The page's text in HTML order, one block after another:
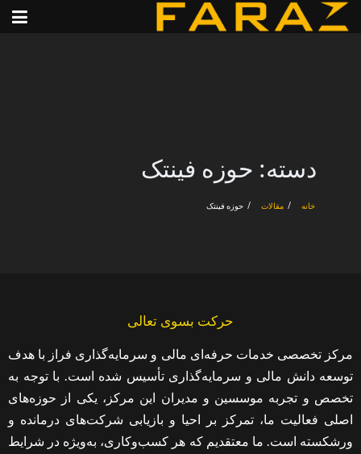
دسته: حوزه فینتک
خانه مقالات حوزه فینتک
حرکت بسوی تعالی
مرکز تخصصی خدمات حرفه‌ای مالی و سرمایه‌گذاری فراز با هدف
توسعه دانش مالی و سرمایه‌گذاری تأسیس شده است. با توجه به
تخصص و تجربه موسسین و مدیران این مرکز، یکی از حوزه‌های
اصلی فعالیت ما، تمرکز بر احیا و بازیابی شرکت‌های درمانده و
ورشکسته است. ما معتقدیم که هر کسب‌وکاری، به‌ویژه در شرایط